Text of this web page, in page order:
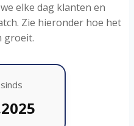
elke dag klanten en
Zie hieronder hoe het
groeit.